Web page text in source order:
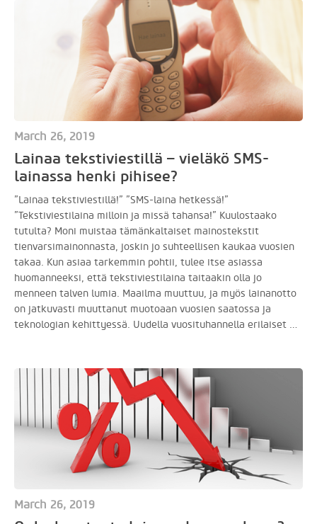
March 26, 2019
Lainaa tekstiviestillä – vieläkö SMS-
lainassa henki pihisee?
”Lainaa tekstiviestillä!” ”SMS-laina hetkessä!”
”Tekstiviestilaina milloin ja missä tahansa!” Kuulostaako
tutulta? Moni muistaa tämänkaltaiset mainostekstit
tienvarsimainonnasta, joskin jo suhteellisen kaukaa vuosien
takaa. Kun asiaa tarkemmin pohtii, tulee itse asiassa
huomanneeksi, että tekstiviestilaina taitaakin olla jo
menneen talven lumia. Maailma muuttuu, ja myös lainanotto
on jatkuvasti muuttanut muotoaan vuosien saatossa ja
teknologian kehittyessä. Uudella vuosituhannella erilaiset …
March 26, 2019